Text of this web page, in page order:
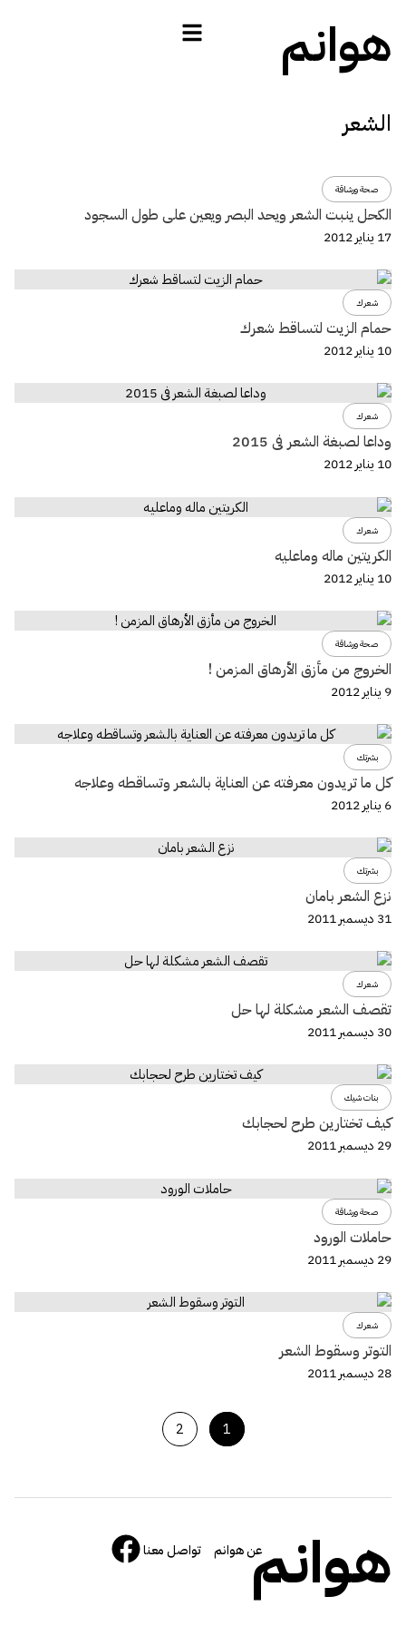
هوانم
الشعر
صحة ورشاقة
الكحل ينبت الشعر ويحد البصر ويعين على طول السجود
17 يناير 2012
شعرك
حمام الزيت لتساقط شعرك
10 يناير 2012
شعرك
وداعا لصبغة الشعر فى 2015
10 يناير 2012
شعرك
الكريتين ماله وماعليه
10 يناير 2012
صحة ورشاقة
الخروج من مأزق الأرهاق المزمن !
9 يناير 2012
بشرتك
كل ما تريدون معرفته عن العناية بالشعر وتساقطه وعلاجه
6 يناير 2012
بشرتك
نزع الشعر بامان
31 ديسمبر 2011
شعرك
تقصف الشعر مشكلة لها حل
30 ديسمبر 2011
بنات شيك
كيف تختارين طرح لحجابك
29 ديسمبر 2011
صحة ورشاقة
حاملات الورود
29 ديسمبر 2011
شعرك
التوتر وسقوط الشعر
28 ديسمبر 2011
1
2
هوانمعن هوانم تواصل معنا